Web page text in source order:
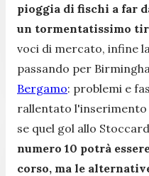
pioggia di fischi a far
un tormentatissimo
voci di mercato, infine
passando per
Bergamo: problemi e
rallentato l'inserimento
se quel gol allo
numero 10 potrà
corso, ma le